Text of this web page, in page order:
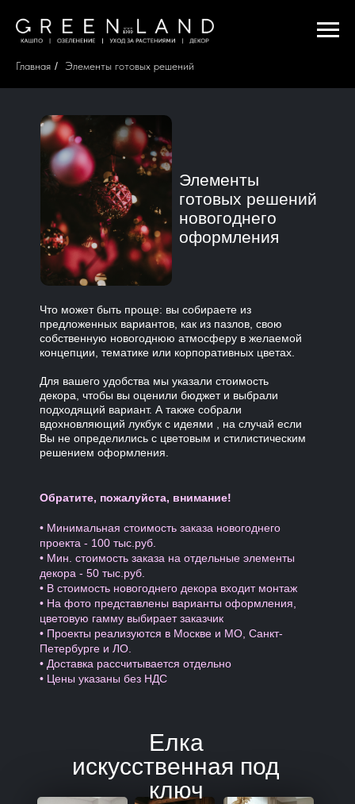
Главная / Элементы готовых решений
Елка
искусственная под
ключ
Обратите, пожалуйста, внимание!
• Минимальная стоимость заказа новогоднего
проекта - 100 тыс.руб.
• Мин. стоимость заказа на отдельные элементы
декора - 50 тыс.руб.
• В стоимость новогоднего декора входит монтаж
• На фото представлены варианты оформления,
цветовую гамму выбирает заказчик
• Проекты реализуются в Москве и МО, Санкт-
Петербурге и ЛО.
• Доставка рассчитывается отдельно
• Цены указаны без НДС
Элементы
готовых решений
новогоднего
оформления
Что может быть проще: вы собираете из
предложенных вариантов, как из пазлов, свою
собственную новогоднюю атмосферу в желаемой
концепции, тематике или корпоративных цветах.
Для вашего удобства мы указали стоимость
декора, чтобы вы оценили бюджет и выбрали
подходящий вариант. А также собрали
вдохновляющий лукбук с идеями , на случай если
Вы не определились с цветовым и стилистическим
решением оформления.